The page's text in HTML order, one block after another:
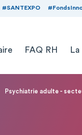
#SANTEXPO
FAQ RH
Psychiatrie adulte -